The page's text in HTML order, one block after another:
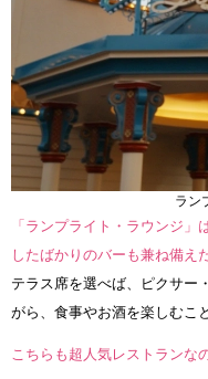
ラン
「ランプライト・ラウンジ
したばかりのバーも兼ね備え
テラス席を選べば、ピクサー
がら、食事やお酒を楽しむこ
こちらも超人気レストランな